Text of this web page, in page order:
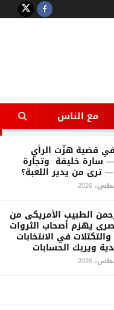
LATEST
قضية هزّت الرأي
سارة خليفة وتجارة
ترى من يدير اللعبة؟
الطبيب الأمريكى من
يهزم أصحاب الثروات
في الانتخابات
ويربك الحسابات
مع الناس